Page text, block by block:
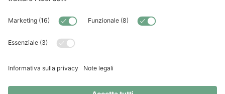
Prova Clanq Premium gratis fino al
30.09.2026, tutti i vantaggi Premium sono